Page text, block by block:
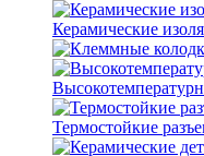
Керамические
Термостойкие